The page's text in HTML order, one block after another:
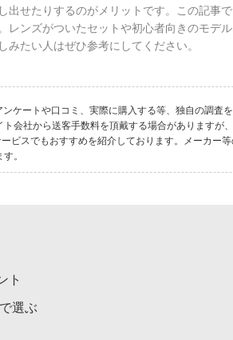
出せたりするのがメリットです。この記事
レンズがついたセットや初心者向きのモデ
たい人はぜひ参考にしてください。
ケートや口コミ、実際に購入する等、独自の調査を
会社から送客手数料を頂戴する場合がありますが
ビスでもおすすめを紹介しております。メーカー
。
ト
選ぶ